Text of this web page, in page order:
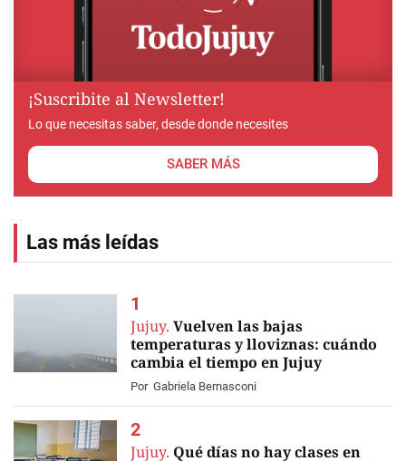
¡Suscribite al Newsletter!
Lo que necesitas saber, desde donde necesites
SABER MÁS
Las más leídas
Jujuy. Vuelven las bajas
temperaturas y lloviznas: cuándo
cambia el tiempo en Jujuy
Por Gabriela Bernasconi
Jujuy. Qué días no hay clases en